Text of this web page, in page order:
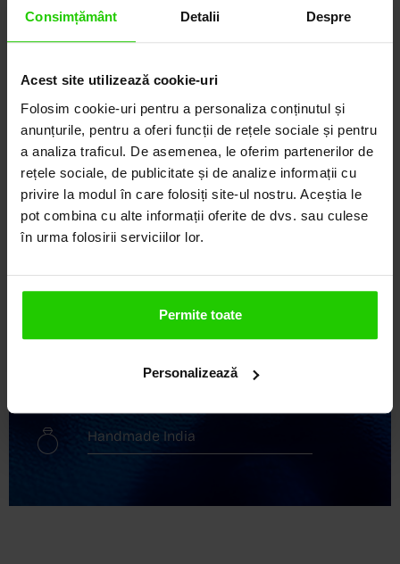
Consimțământ Detalii Despre
Acest site utilizează cookie-uri
Folosim cookie-uri pentru a personaliza conținutul și
anunțurile, pentru a oferi funcții de rețele sociale și pentru
a analiza traficul. De asemenea, le oferim partenerilor de
rețele sociale, de publicitate și de analize informații cu
privire la modul în care folosiți site-ul nostru. Aceștia le
pot combina cu alte informații oferite de dvs. sau culese
în urma folosirii serviciilor lor.
Permite toate
Personalizează
LOCUL UNDE STILUL
DEVINE ARTĂ!
COZETTE este destinația ta de top pentru bijuterii
elegante și rafinate, create cu măiestrie și pasiune.
Ne mândrim cu o vastă experiență în realizarea celor
mai sofisticate bijuterii din aur, argint și pietre
prețioase.
Descoperă avantajele de a cumpăra!
Livrare în cutie cadou
Transport gratuit
Livrare în 24 - 48h
Handmade India